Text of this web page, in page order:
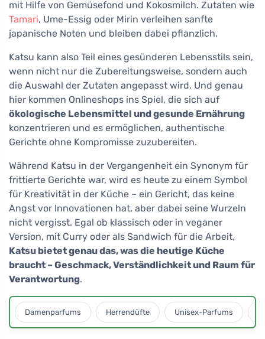
mit Hilfe von Gemüsefond und Kokosmilch. Zutaten wie
Tamari, Ume-Essig oder Mirin verleihen sanfte
japanische Noten und bleiben dabei pflanzlich.
Katsu kann also Teil eines gesünderen Lebensstils sein,
wenn nicht nur die Zubereitungsweise, sondern auch
die Auswahl der Zutaten angepasst wird. Und genau
hier kommen Onlineshops ins Spiel, die sich auf
ökologische Lebensmittel und gesunde Ernährung
konzentrieren und es ermöglichen, authentische
Gerichte ohne Kompromisse zuzubereiten.
Während Katsu in der Vergangenheit ein Synonym für
frittierte Gerichte war, wird es heute zu einem Symbol
für Kreativität in der Küche – ein Gericht, das keine
Angst vor Innovationen hat, aber dabei seine Wurzeln
nicht vergisst. Egal ob klassisch oder in veganer
Version, mit Curry oder als Sandwich für die Arbeit,
Katsu bietet genau das, was die heutige Küche
braucht – Geschmack, Verständlichkeit und Raum für
Verantwortung.
Damenparfums Herrendüfte Unisex-Parfums